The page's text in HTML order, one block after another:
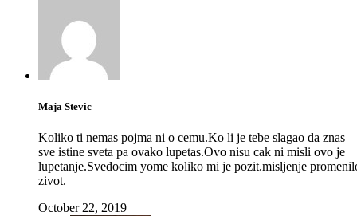
Maja Stevic
Koliko ti nemas pojma ni o cemu.Ko li je tebe slagao da znas
sve istine sveta pa ovako lupetas.Ovo nisu cak ni misli ovo je
lupetanje.Svedocim yome koliko mi je pozit.misljenje
zivot.
October 22, 2019